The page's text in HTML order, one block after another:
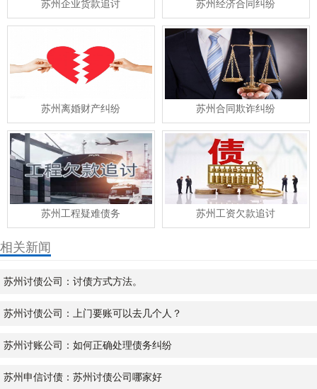
苏州企业货款追讨 苏州经济合同纠纷
苏州离婚财产纠纷 苏州合同欺诈纠纷
苏州工程疑难债务 苏州工资欠款追讨
相关新闻
苏州讨债公司：讨债方式方法。
苏州讨债公司：上门要账可以去几个人？
苏州讨账公司：如何正确处理债务纠纷
苏州申信讨债：苏州讨债公司哪家好